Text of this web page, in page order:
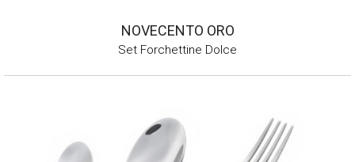
NOVECENTO ORO
Set Forchettine Dolce